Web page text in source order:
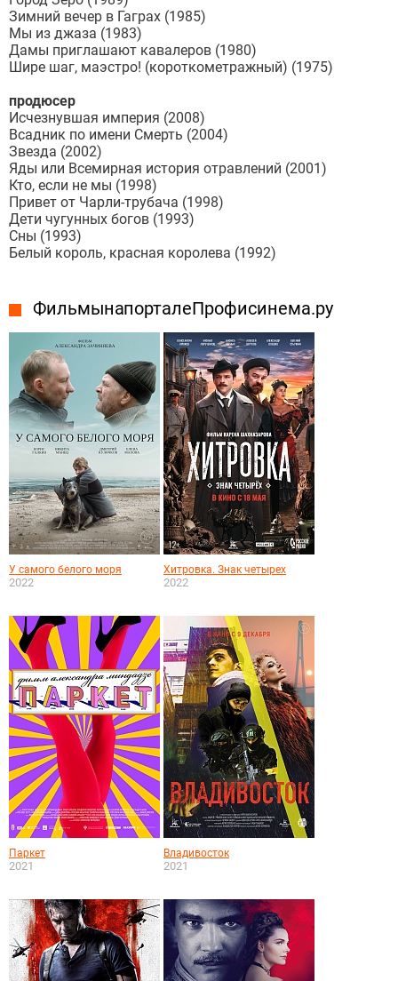
Зимний вечер в Гаграх (1985)
Мы из джаза (1983)
Дамы приглашают кавалеров (1980)
Шире шаг, маэстро! (короткометражный) (1975)
продюсер
Исчезнувшая империя (2008)
Всадник по имени Смерть (2004)
Звезда (2002)
Яды или Всемирная история отравлений (2001)
Кто, если не мы (1998)
Привет от Чарли-трубача (1998)
Дети чугунных богов (1993)
Сны (1993)
Белый король, красная королева (1992)
Фильмы на портале Профисинема.ру
У самого белого моря
2022
Хитровка. Знак четырех
2022
Паркет
2021
Владивосток
2021